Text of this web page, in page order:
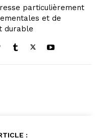
particulièrement
et de
durable
: